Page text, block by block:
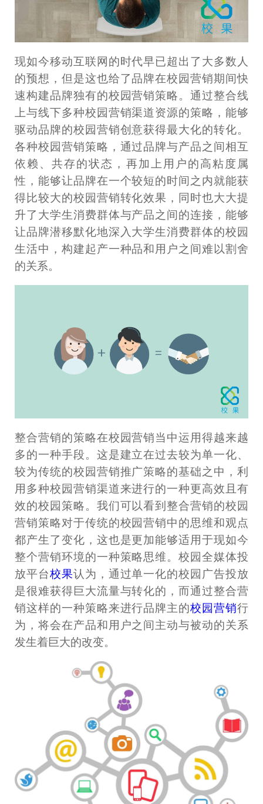
现如今移动互联网的时代早已超出了大多数人
的预想，但是这也给了品牌在校园营销期间快
速构建品牌独有的校园营销策略。通过整合线
上与线下多种校园营销渠道资源的策略，能够
驱动品牌的校园营销创意获得最大化的转化。
各种校园营销策略，通过品牌与产品之间相互
依赖、共存的状态，再加上用户的高粘度属
性，能够让品牌在一个较短的时间之内就能获
得比较大的校园营销转化效果，同时也大大提
升了大学生消费群体与产品之间的连接，能够
让品牌潜移默化地深入大学生消费群体的校园
生活中，构建起产一种品和用户之间难以割舍
的关系。
整合营销的策略在校园营销当中运用得越来越
多的一种手段。这是建立在过去较为单一化、
较为传统的校园营销推广策略的基础之中，利
用多种校园营销渠道来进行的一种更高效且有
效的校园策略。我们可以看到整合营销的校园
营销策略对于传统的校园营销中的思维和观点
都产生了变化，这也是更加能够适用于现如今
整个营销环境的一种策略思维。校园全媒体投
放平台校果认为，通过单一化的校园广告投放
是很难获得巨大流量与转化的，而通过整合营
销这样的一种策略来进行品牌主的校园营销行
为，将会在产品和用户之间主动与被动的关系
发生着巨大的改变。